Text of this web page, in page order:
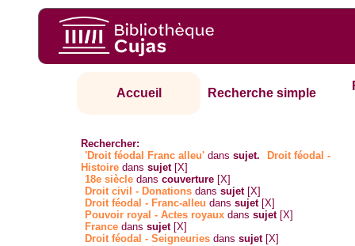
Accueil Recherche simple
Rechercher:
'Droit féodal Franc alleu' danssujet.
Droit féodal -
Histoire danssujet [X]
18e siècle danscouverture [X]
Droit civil - Donations danssujet [X]
Droit féodal - Franc-alleu‎ danssujet [X]
Pouvoir royal - Actes royaux danssujet [X]
France danssujet [X]
Droit féodal - Seigneuries danssujet [X]